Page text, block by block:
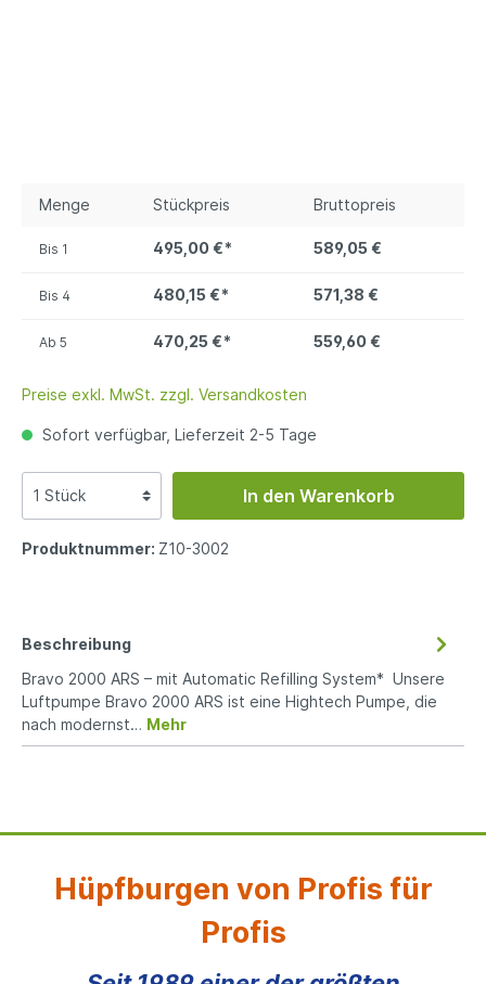
Menge Stückpreis Bruttopreis
Bis 1 495,00 €* 589,05 €
Bis 4 480,15 €* 571,38 €
Ab 5 470,25 €* 559,60 €
Preise exkl. MwSt. zzgl. Versandkosten
Sofort verfügbar, Lieferzeit 2-5 Tage
In den Warenkorb
Produktnummer: Z10-3002
Beschreibung
Bravo 2000 ARS – mit Automatic Refilling System* Unsere
Luftpumpe Bravo 2000 ARS ist eine Hightech Pumpe, die
nach modernst… Mehr
Hüpfburgen von Profis für
Profis